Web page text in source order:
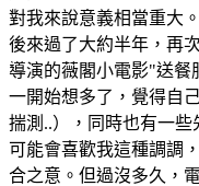
對我來說意義相當重大。
後來過了大約半年，再
導演的薇閣小電影"送餐
一開始想多了，覺得自
揣測..），同時也有一
可能會喜歡我這種調調
合之意。但過沒多久，